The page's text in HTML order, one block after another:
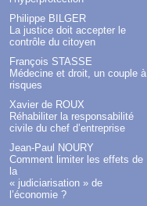
Philippe BILGER
La justice doit accepter le
contrôle du citoyen
François STASSE
Médecine et droit, un couple à
risques
Xavier de ROUX
Réhabiliter la responsabilité
civile du chef d’entreprise
Jean-Paul NOURY
Comment limiter les effets de
la
« judiciarisation » de
l’économie ?